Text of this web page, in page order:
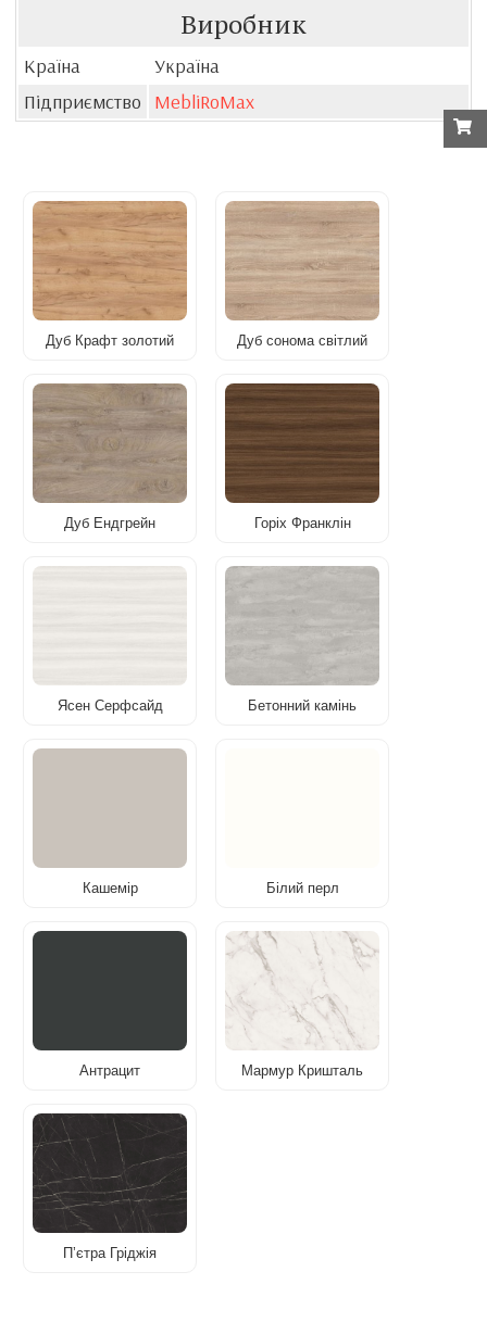
Виробник
Країна
Україна
Підприємство
MebliRoMax
Дуб Крафт золотий Дуб сонома світлий
Дуб Ендгрейн Горіх Франклін
Ясен Серфсайд Бетонний камінь
Кашемір Білий перл
Антрацит Мармур Кришталь
Пʼєтра Гріджія